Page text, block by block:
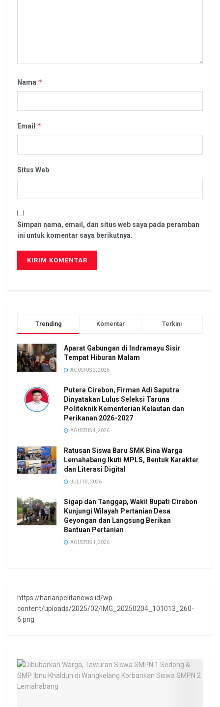
Nama *
Email *
Situs Web
Simpan nama, email, dan situs web saya pada peramban
ini untuk komentar saya berikutnya.
Trending Komentar Terkini
Aparat Gabungan di Indramayu Sisir
Tempat Hiburan Malam
AGUSTUS 2, 2026
Putera Cirebon, Firman Adi Saputra
Dinyatakan Lulus Seleksi Taruna
Politeknik Kementerian Kelautan dan
Perikanan 2026-2027
AGUSTUS 4, 2026
Ratusan Siswa Baru SMK Bina Warga
Lemahabang Ikuti MPLS, Bentuk Karakter
dan Literasi Digital
JULI 18, 2026
Sigap dan Tanggap, Wakil Bupati Cirebon
Kunjungi Wilayah Pertanian Desa
Geyongan dan Langsung Berikan
Bantuan Pertanian
AGUSTUS 1, 2026
https://harianpelitanews.id/wp-
content/uploads/2025/02/IMG_20250204_101013_260-
6.png